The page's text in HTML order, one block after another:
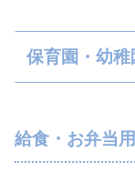
保育園・幼
給食・お弁当